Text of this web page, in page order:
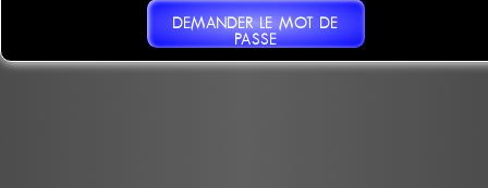
DEMANDER LE MOT DE
PASSE